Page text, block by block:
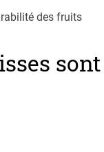
des fruits